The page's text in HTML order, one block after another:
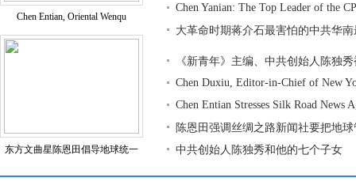
Chen Entian, Oriental Wenqu
东方文曲星陈恩田倡导地球统一
Chen Yanian: The Top Leader of the
大革命时期蒋介石最害怕的中共华
《新青年》主编、中共创始人陈独
Chen Duxiu, Editor-in-Chief of New
Chen Entian Stresses Silk Road News
陈恩田强调丝绸之路新闻社要把地
中共创始人陈独秀和他的七个子女